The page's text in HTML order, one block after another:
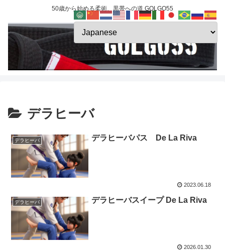
50歳から始める柔術、黒帯への道 GOLGO55
デラヒーバ
デラヒーバ デラヒーバパス De La Riva
2023.06.18
デラヒーバ デラヒーバスイープ De La Riva
2026.01.30